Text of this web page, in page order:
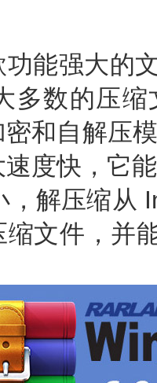
强大的文
多数的压
和自解压
度快，它
，解压缩从
文件，并